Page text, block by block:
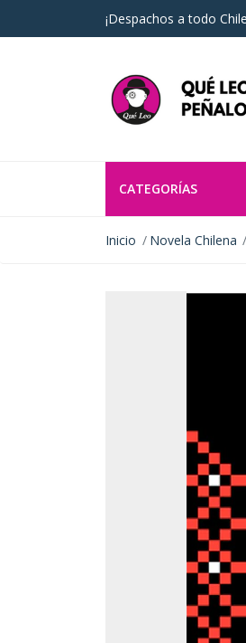
¡Despachos a todo
CATEGORÍAS
Inicio Novela Chilena